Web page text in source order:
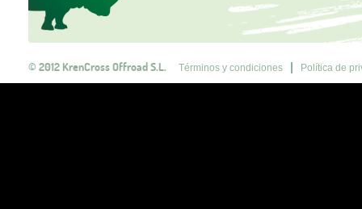
© 2012 KrenCross Offroad S.L. Términos y condiciones Política de